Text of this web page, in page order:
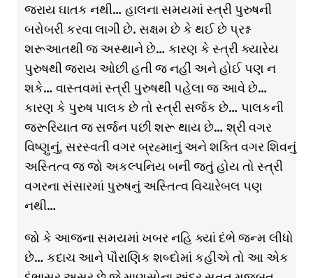
જરાય ઘાતક નથી… હાલના સમયમાં સ્ત્રી પુરુષની
બરોબરી કરવા લાગી છે. સક્ષમ છે કે થઈ છે પ્રશ્ન
શરૂઆતથી જ અસ્થાને છે… કારણ કે સ્ત્રી ક્યારેય
પુરુષથી જરાય ઓછી હતી જ નહીં અને હોઈ પણ ન
શકે… વાસ્તવમાં સ્ત્રી પુરુષથી પહેલા જ આવે છે…
કારણ કે પુરુષ પાલક છે તો સ્ત્રી સર્જક છે… પાલકની
જરૂરિયાત જ સર્જન પછી શરૂ થાય છે… શ્રી વગર
વિષ્ણુનું, સરસ્વતી વગર બ્રહ્માનું અને શક્તિ વગર શિવનું
અસ્તિત્વ જ જો અકલ્પનિય બની જતું હોય તો સ્ત્રી
વગરના સંસારમાં પુરુષનું અસ્તિત્વ વિચારેબલ પણ
નથી…
જો કે આજના સમયમાં ખબર નહિ ક્યાં દંભે જન્મ લીધો
છે… કદાચ આને પૌરાણિક શબ્દોમાં કહીએ તો આ એક